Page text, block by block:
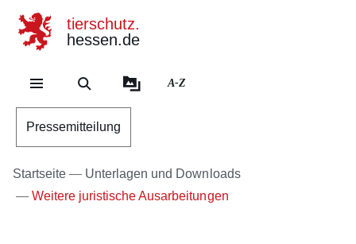
tierschutz.
hessen.de
A-Z
Pressemitteilung
Startseite
Unterlagen und Downloads
Weitere juristische Ausarbeitungen